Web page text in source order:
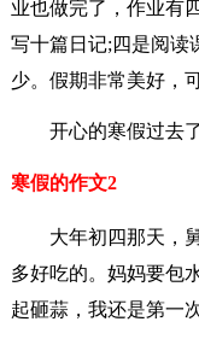
业也做完了，作业有
写十篇日记;四是阅读
少。假期非常美好，
开心的寒假过去
寒假的作文2
大年初四那天，
多好吃的。妈妈要包
起砸蒜，我还是第一